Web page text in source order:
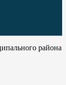
района